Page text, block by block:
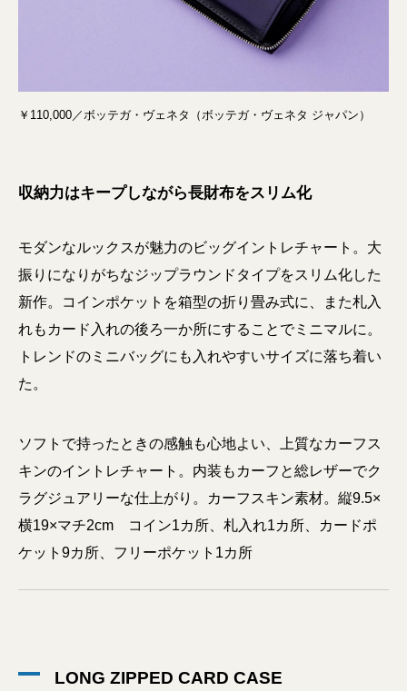
￥110,000／ボッテガ・ヴェネタ（ボッテガ・ヴェネタ ジャパン）
収納力はキープしながら長財布をスリム化
モダンなルックスが魅力のビッグイントレチャート。大
振りになりがちなジップラウンドタイプをスリム化した
新作。コインポケットを箱型の折り畳み式に、また札入
れもカード入れの後ろ一か所にすることでミニマルに。
トレンドのミニバッグにも入れやすいサイズに落ち着い
た。
ソフトで持ったときの感触も心地よい、上質なカーフス
キンのイントレチャート。内装もカーフと総レザーでク
ラグジュアリーな仕上がり。カーフスキン素材。縦9.5×
横19×マチ2cm コイン1カ所、札入れ1カ所、カードポ
ケット9カ所、フリーポケット1カ所
LONG ZIPPED CARD CASE